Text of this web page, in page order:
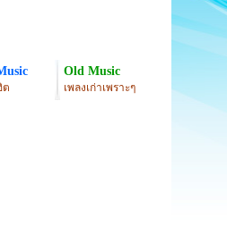
ต
Old Music
เพลงเก่าเพราะๆ